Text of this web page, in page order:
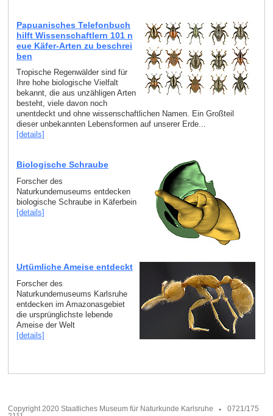
Papuanisches Telefonbuch
hilft Wissenschaftlern 101 n
eue Käfer-Arten zu beschrei
ben
Tropische Regenwälder sind für
Ihre hohe biologische Vielfalt
bekannt, die aus unzähligen Arten
besteht, viele davon noch
unentdeckt und ohne wissenschaftlichen Namen. Ein Großteil
dieser unbekannten Lebensformen auf unserer Erde...
[details]
Biologische Schraube
Forscher des
Naturkundemuseums entdecken
biologische Schraube in Käferbein
[details]
Urtümliche Ameise entdeckt
Forscher des
Naturkundemuseums Karlsruhe
entdecken im Amazonasgebiet
die ursprünglichste lebende
Ameise der Welt
[details]
Copyright 2020 Staatliches Museum für Naturkunde Karlsruhe
0721/175